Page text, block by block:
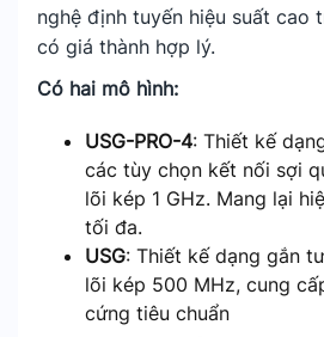
nghệ định tuyến hiệu suất cao
có giá thành hợp lý.
Có hai mô hình:
USG-PRO-4: Thiết kế
các tùy chọn kết nối sợi
lõi kép 1 GHz. Mang lại
tối đa.
USG: Thiết kế dạng gắn
lõi kép 500 MHz, cung
cứng tiêu chuẩn